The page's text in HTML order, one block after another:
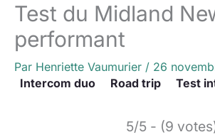
Test du Midland
performant
Par Henriette Vaumurier / 26
Intercom duo
Road trip Test
5/5 - (9